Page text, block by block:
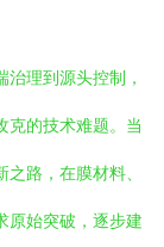
治理到源头控制，
克的技术难题。当
路，在膜材料、
原始突破，逐步建